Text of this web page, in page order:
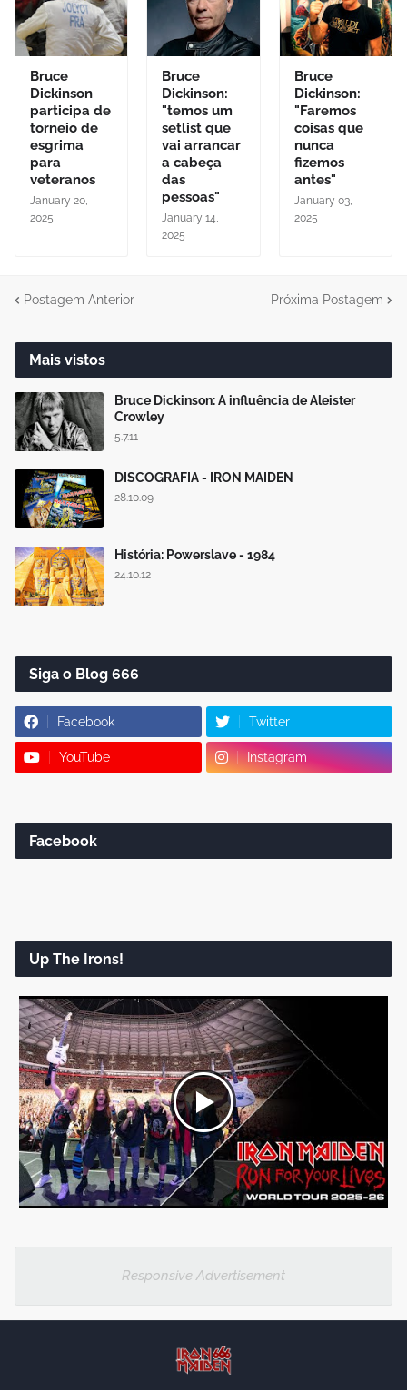
Bruce
Dickinson
participa de
torneio de
esgrima
para
veteranos
January 20,
2025
Bruce
Dickinson:
"temos um
setlist que
vai arrancar
a cabeça
das
pessoas"
January 14,
2025
Bruce
Dickinson:
"Faremos
coisas que
nunca
fizemos
antes"
January 03,
2025
Postagem Anterior Próxima Postagem
Mais vistos
Bruce Dickinson: A influência de Aleister
Crowley
5.7.11
DISCOGRAFIA - IRON MAIDEN
28.10.09
História: Powerslave - 1984
24.10.12
Siga o Blog 666
Facebook Twitter
YouTube Instagram
Facebook
Up The Irons!
Responsive Advertisement